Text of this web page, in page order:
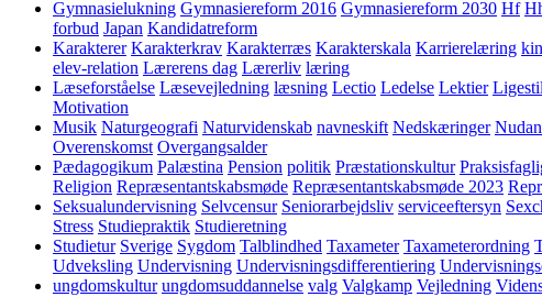
Gymnasielukning Gymnasiereform 2016 Gymnasiereform 2030 Hf
forbud Japan Kandidatreform
Karakterer Karakterkrav Karakterræs Karakterskala Karrierelæring
elev-relation Lærerens dag Lærerliv læring
Læseforståelse Læsevejledning læsning Lectio Ledelse Lektier
Motivation
Musik Naturgeografi Naturvidenskab navneskift Nedskæringer
Overenskomst Overgangsalder
Pædagogikum Palæstina Pension politik Præstationskultur
Religion Repræsentantskabsmøde Repræsentantskabsmøde 2023
Seksualundervisning Selvcensur Seniorarbejdsliv serviceeftersyn
Stress Studiepraktik Studieretning
Studietur Sverige Sygdom Talblindhed Taxameter Taxameterordning
Udveksling Undervisning Undervisningsdifferentiering
ungdomskultur ungdomsuddannelse valg Valgkamp Vejledning